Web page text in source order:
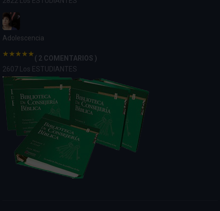
Adolescencia
( 2 COMENTARIOS )
2607 Los ESTUDIANTES